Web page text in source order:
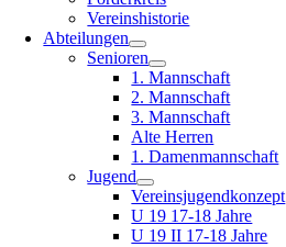
Vereinshistorie
Abteilungen
Senioren
1. Mannschaft
2. Mannschaft
3. Mannschaft
Alte Herren
1. Damenmannschaft
Jugend
Vereinsjugendkonzept
U 19 17-18 Jahre
U 19 II 17-18 Jahre